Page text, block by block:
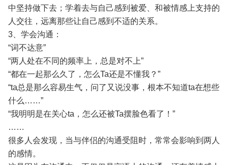
中坚持做下去；学着去与自己感到被爱、和被情感上支持的
人交往，远离那些让自己感到不适的关系。
3、学会沟通：
“词不达意”
“两人处在不同的频率上，总是对不上”
“都在一起那么久了，怎么Ta还是不懂我？”
“ta总是那么容易生气，问了又说没事，根本不知道ta在想些
什么……”
“我明明是在关心ta，怎么还被Ta摆脸色看了！”
……
很多人会发现，当与伴侣的沟通受阻时，常常会影响到两人
的感情。